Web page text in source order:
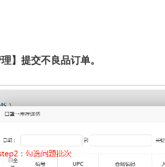
】提交不良品订单。